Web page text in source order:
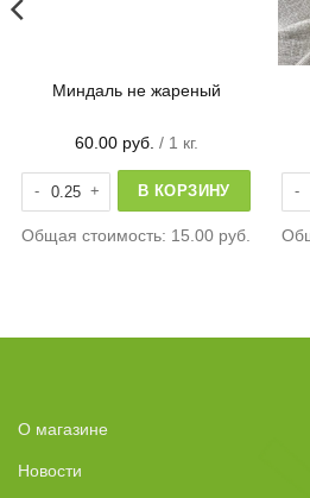
Миндаль не жареный
60.00 руб. / 1 кг.
Количество товара Миндаль не жареный
В КОРЗИНУ
Общая стоимость: 15.00 руб.
О магазине
Новости